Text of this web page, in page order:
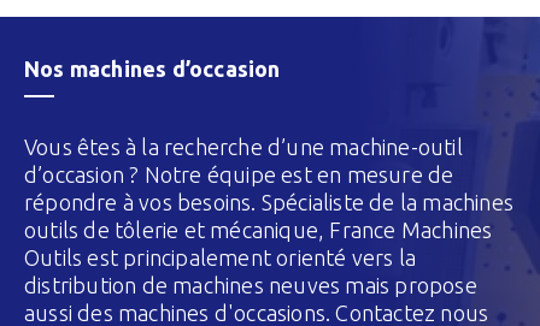
Nos machines d’occasion
Vous êtes à la recherche d’une machine-outil
d’occasion ? Notre équipe est en mesure de
répondre à vos besoins. Spécialiste de la machines
outils de tôlerie et mécanique, France Machines
Outils est principalement orienté vers la
distribution de machines neuves mais propose
aussi des machines d'occasions. Contactez nous